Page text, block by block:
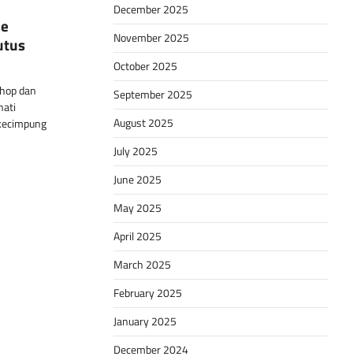
dan
December 2025
November 2025
October 2025
September 2025
August 2025
July 2025
June 2025
May 2025
April 2025
March 2025
February 2025
January 2025
December 2024